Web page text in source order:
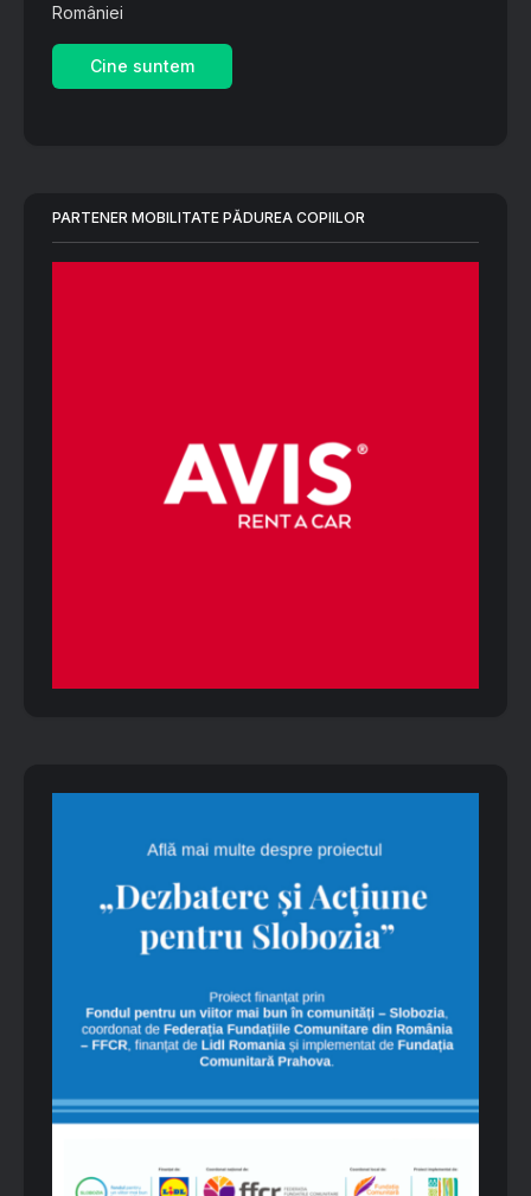
României
Cine suntem
PARTENER MOBILITATE PĂDUREA COPIILOR